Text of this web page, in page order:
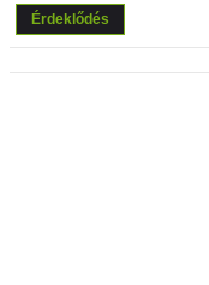
Érdeklődés